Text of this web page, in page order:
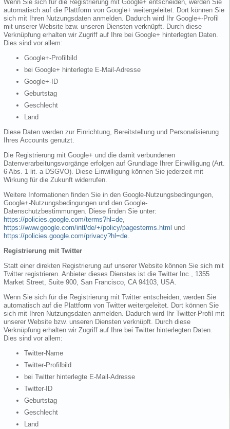
Wenn Sie sich für die Registrierung mit Google+ entscheiden, werden Sie
automatisch auf die Plattform von Google+ weitergeleitet. Dort können Sie
sich mit Ihren Nutzungsdaten anmelden. Dadurch wird Ihr Google+-Profil
mit unserer Website bzw. unseren Diensten verknüpft. Durch diese
Verknüpfung erhalten wir Zugriff auf Ihre bei Google+ hinterlegten Daten.
Dies sind vor allem:
Google+-Profilbild
bei Google+ hinterlegte E-Mail-Adresse
Google+-ID
Geburtstag
Geschlecht
Land
Diese Daten werden zur Einrichtung, Bereitstellung und Personalisierung
Ihres Accounts genutzt.
Die Registrierung mit Google+ und die damit verbundenen
Datenverarbeitungsvorgänge erfolgen auf Grundlage Ihrer Einwilligung (Art.
6 Abs. 1 lit. a DSGVO). Diese Einwilligung können Sie jederzeit mit
Wirkung für die Zukunft widerrufen.
Weitere Informationen finden Sie in den Google-Nutzungsbedingungen,
Google+-Nutzungsbedingungen und den Google-
Datenschutzbestimmungen. Diese finden Sie unter:
https://policies.google.com/terms?hl=de,
https://www.google.com/intl/de/+/policy/pagesterms.html und
https://policies.google.com/privacy?hl=de.
Registrierung mit Twitter
Statt einer direkten Registrierung auf unserer Website können Sie sich mit
Twitter registrieren. Anbieter dieses Dienstes ist die Twitter Inc., 1355
Market Street, Suite 900, San Francisco, CA 94103, USA.
Wenn Sie sich für die Registrierung mit Twitter entscheiden, werden Sie
automatisch auf die Plattform von Twitter weitergeleitet. Dort können Sie
sich mit Ihren Nutzungsdaten anmelden. Dadurch wird Ihr Twitter-Profil mit
unserer Website bzw. unseren Diensten verknüpft. Durch diese
Verknüpfung erhalten wir Zugriff auf Ihre bei Twitter hinterlegten Daten.
Dies sind vor allem:
Twitter-Name
Twitter-Profilbild
bei Twitter hinterlegte E-Mail-Adresse
Twitter-ID
Geburtstag
Geschlecht
Land